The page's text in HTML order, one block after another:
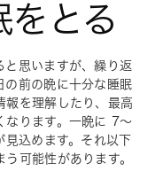
とる
と思いますが、繰り返
の前の晩に十分な睡眠
報を理解したり、最高
なります。一晩に 7～
込めます。それ以下
可能性があります。